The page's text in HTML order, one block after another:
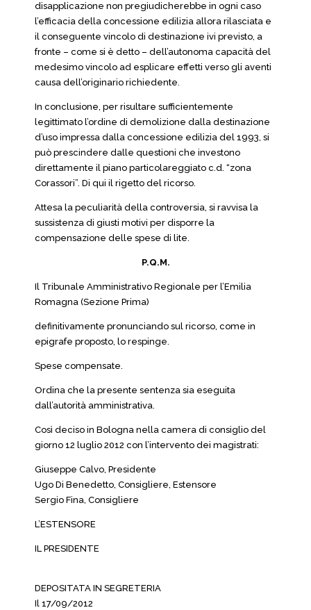
disapplicazione non pregiudicherebbe in ogni caso
l’efficacia della concessione edilizia allora rilasciata e
il conseguente vincolo di destinazione ivi previsto, a
fronte – come si è detto – dell’autonoma capacità del
medesimo vincolo ad esplicare effetti verso gli aventi
causa dell’originario richiedente.
In conclusione, per risultare sufficientemente
legittimato l’ordine di demolizione dalla destinazione
d’uso impressa dalla concessione edilizia del 1993, si
può prescindere dalle questioni che investono
direttamente il piano particolareggiato c.d. “zona
Corassori”. Di qui il rigetto del ricorso.
Attesa la peculiarità della controversia, si ravvisa la
sussistenza di giusti motivi per disporre la
compensazione delle spese di lite.
P.Q.M.
Il Tribunale Amministrativo Regionale per l’Emilia
Romagna (Sezione Prima)
definitivamente pronunciando sul ricorso, come in
epigrafe proposto, lo respinge.
Spese compensate.
Ordina che la presente sentenza sia eseguita
dall’autorità amministrativa.
Così deciso in Bologna nella camera di consiglio del
giorno 12 luglio 2012 con l’intervento dei magistrati:
Giuseppe Calvo, Presidente
Ugo Di Benedetto, Consigliere, Estensore
Sergio Fina, Consigliere
L’ESTENSORE
IL PRESIDENTE
DEPOSITATA IN SEGRETERIA
Il 17/09/2012